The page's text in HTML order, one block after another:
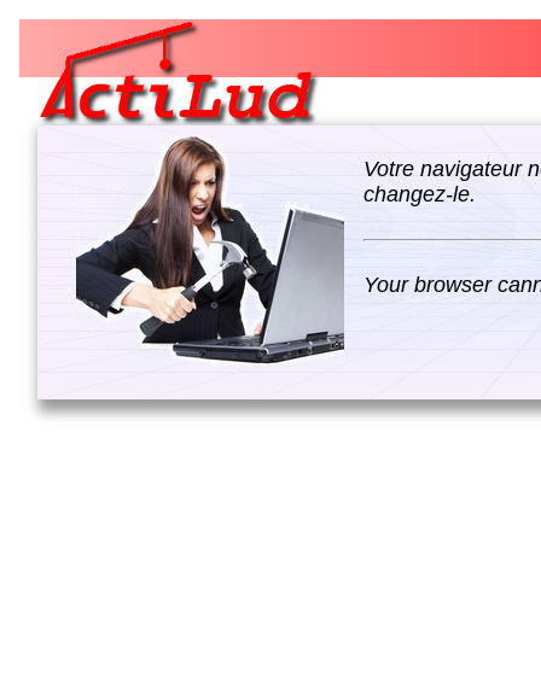
Votre navigateur
changez-le.
Your browser